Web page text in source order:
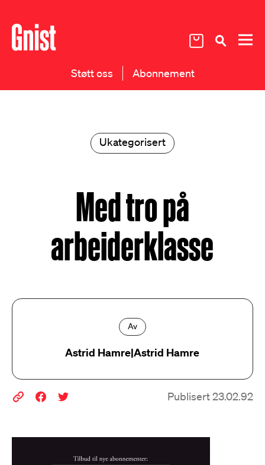
Støtt oss Abonnement
Ukategorisert
Med tro på
arbeiderklasse
Av
Astrid Hamre|Astrid Hamre
Publisert 23.02.92